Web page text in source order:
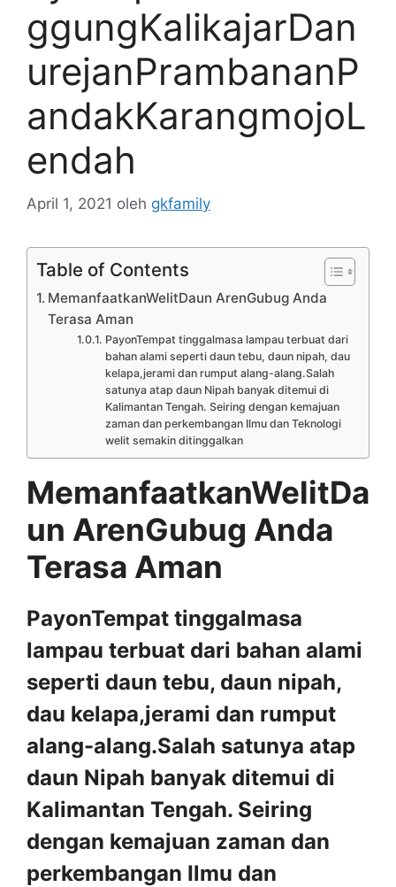
ggungKalikajarDan
urejanPrambananP
andakKarangmojoL
endah
April 1, 2021 oleh gkfamily
Table of Contents
MemanfaatkanWelitDaun ArenGubug Anda
Terasa Aman
PayonTempat tinggalmasa lampau terbuat dari
bahan alami seperti daun tebu, daun nipah, dau
kelapa,jerami dan rumput alang-alang.Salah
satunya atap daun Nipah banyak ditemui di
Kalimantan Tengah. Seiring dengan kemajuan
zaman dan perkembangan Ilmu dan Teknologi
welit semakin ditinggalkan
MemanfaatkanWelitDa
un ArenGubug Anda
Terasa Aman
PayonTempat tinggalmasa
lampau terbuat dari bahan alami
seperti daun tebu, daun nipah,
dau kelapa,jerami dan rumput
alang-alang.Salah satunya atap
daun Nipah banyak ditemui di
Kalimantan Tengah. Seiring
dengan kemajuan zaman dan
perkembangan Ilmu dan